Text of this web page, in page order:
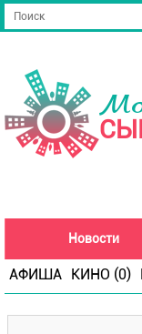
Новости
АФИША КИНО (0)